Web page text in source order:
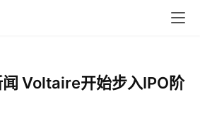
Voltaire开始步入IPO阶